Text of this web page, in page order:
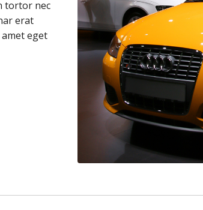
tortor nec
erat
eget